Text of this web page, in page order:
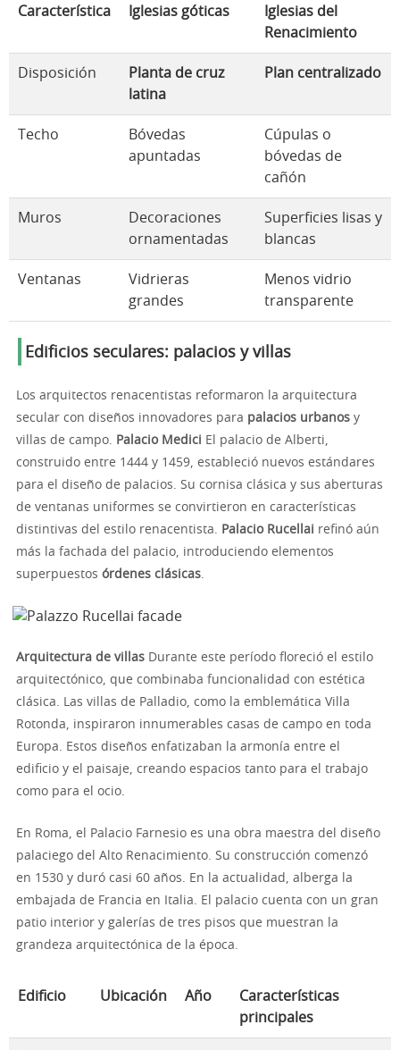
Característica Iglesias góticas
Iglesias del
Renacimiento
Disposición
Planta de cruz
latina
Plan centralizado
Techo
Bóvedas
apuntadas
Cúpulas o
bóvedas de
cañón
Muros
Decoraciones
ornamentadas
Superficies lisas y
blancas
Ventanas
Vidrieras
grandes
Menos vidrio
transparente
Edificios seculares: palacios y villas
Los arquitectos renacentistas reformaron la arquitectura
secular con diseños innovadores para palacios urbanos y
villas de campo. Palacio Medici El palacio de Alberti,
construido entre 1444 y 1459, estableció nuevos estándares
para el diseño de palacios. Su cornisa clásica y sus aberturas
de ventanas uniformes se convirtieron en características
distintivas del estilo renacentista. Palacio Rucellai refinó aún
más la fachada del palacio, introduciendo elementos
superpuestos órdenes clásicas.
Arquitectura de villas Durante este período floreció el estilo
arquitectónico, que combinaba funcionalidad con estética
clásica. Las villas de Palladio, como la emblemática Villa
Rotonda, inspiraron innumerables casas de campo en toda
Europa. Estos diseños enfatizaban la armonía entre el
edificio y el paisaje, creando espacios tanto para el trabajo
como para el ocio.
En Roma, el Palacio Farnesio es una obra maestra del diseño
palaciego del Alto Renacimiento. Su construcción comenzó
en 1530 y duró casi 60 años. En la actualidad, alberga la
embajada de Francia en Italia. El palacio cuenta con un gran
patio interior y galerías de tres pisos que muestran la
grandeza arquitectónica de la época.
Edificio Ubicación Año
Características
principales